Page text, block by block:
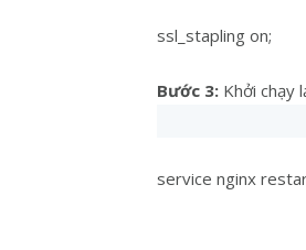
ssl_stapling on;
Bước 3: Khởi chạy
service nginx